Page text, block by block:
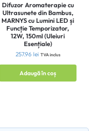
Difuzor Aromaterapie cu
Ultrasunete din Bambus,
MARNYS cu Lumini LED și
Funcție Temporizator,
12W, 150ml (Uleiuri
Esențiale)
257.96 lei TVA inclus
Adaugă în coș